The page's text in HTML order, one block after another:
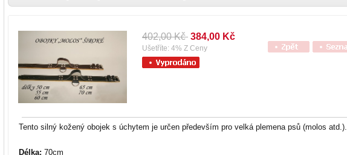
402,00 Kč 384,00 Kč
Ušetříte: 4% Z Ceny
Tento silný kožený obojek s úchytem je určen především pro velká plemena psů (molos atd.).
Délka: 70cm